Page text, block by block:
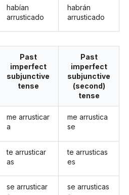
habían
arrusticado
habrán
arrusticado
Past
imperfect
subjunctive
tense
me arrusticar
a
te arrusticar
as
se arrusticar
Past
imperfect
subjunctive
(second)
tense
me arrustica
se
te arrusticas
es
se arrusticas